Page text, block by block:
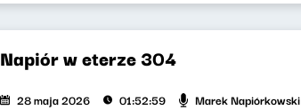
Napiór w eterze 304
28 maja 2026 01:52:59 Marek Napiórkowski